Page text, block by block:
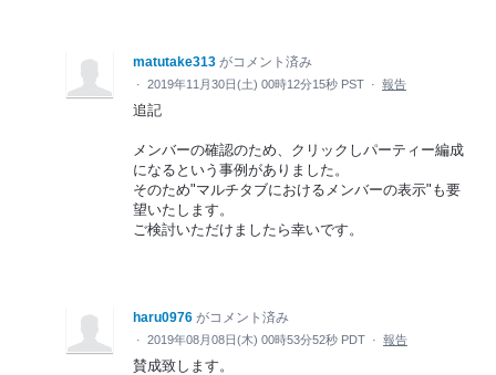
matutake313 がコメント済み
· 2019年11月30日(土) 00時12分15秒 PST · 報告
追記
メンバーの確認のため、クリックしパーティー編成
になるという事例がありました。
そのため"マルチタブにおけるメンバーの表示"も要
望いたします。
ご検討いただけましたら幸いです。
haru0976 がコメント済み
· 2019年08月08日(木) 00時53分52秒 PDT · 報告
賛成致します。